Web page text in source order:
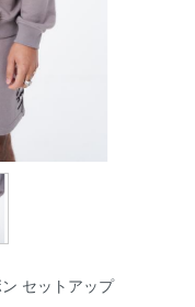
セットアップ